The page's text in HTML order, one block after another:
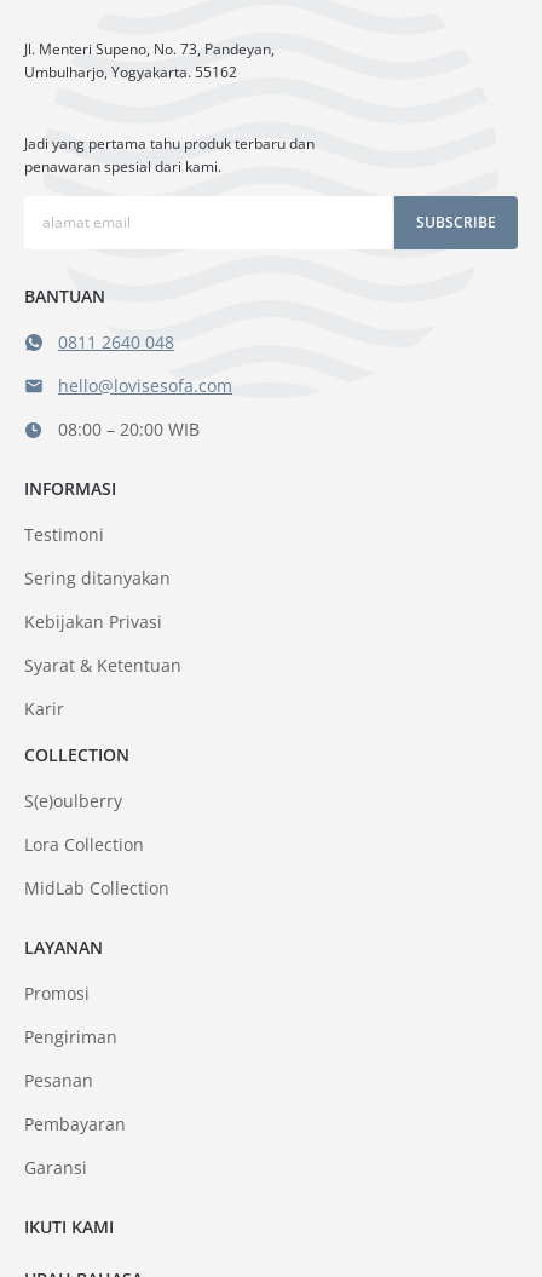
Jl. Menteri Supeno, No. 73, Pandeyan,
Umbulharjo, Yogyakarta. 55162
Jadi yang pertama tahu produk terbaru dan
penawaran spesial dari kami.
SUBSCRIBE
BANTUAN
0811 2640 048
hello@lovisesofa.com
08:00 – 20:00 WIB
LAYANAN
Promosi
Pengiriman
Pesanan
Pembayaran
Garansi
INFORMASI
Testimoni
Sering ditanyakan
Kebijakan Privasi
Syarat & Ketentuan
Karir
COLLECTION
S(e)oulberry
Lora Collection
MidLab Collection
IKUTI KAMI